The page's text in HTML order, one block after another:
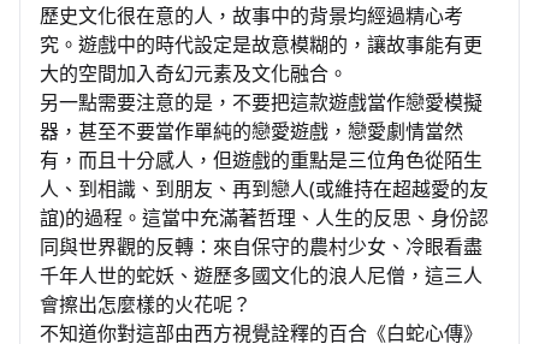
歷史文化很在意的人，故事中的背景均經過精心考
究。遊戲中的時代設定是故意模糊的，讓故事能有更
大的空間加入奇幻元素及文化融合。
另一點需要注意的是，不要把這款遊戲當作戀愛模擬
器，甚至不要當作單純的戀愛遊戲，戀愛劇情當然
有，而且十分感人，但遊戲的重點是三位角色從陌生
人、到相識、到朋友、再到戀人(或維持在超越愛的友
誼)的過程。這當中充滿著哲理、人生的反思、身份認
同與世界觀的反轉：來自保守的農村少女、冷眼看盡
千年人世的蛇妖、遊歷多國文化的浪人尼僧，這三人
會擦出怎麼樣的火花呢？
不知道你對這部由西方視覺詮釋的百合《白蛇心傳》